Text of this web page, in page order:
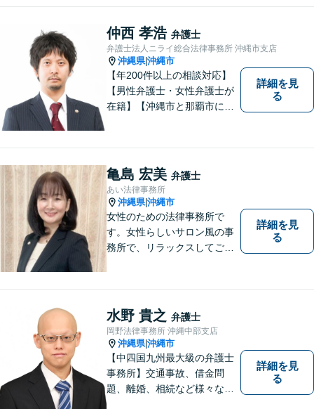
種多様なご相談に対応してお
ります。スピード感を持っ
て、かつ丁寧な対応を心がけ
ていますので、ぜひ気兼ねな
くご相談ください。
仲西 孝浩 弁護士
弁護士法人ニライ総合法律事務所 沖縄市支店
沖縄県|沖縄市
【年200件以上の相談対応】
【男性弁護士・女性弁護士が
在籍】【沖縄市と那覇市に事
業法務など幅広く対応しま
す。「沖縄ならではの習慣」
を熟知した弁護士が多数在
籍。
詳細を見
る
亀島 宏美 弁護士
あい法律事務所
沖縄県|沖縄市
女性のための法律事務所で
す。女性らしいサロン風の事
務所で、リラックスしてご相
詳細を見
る
水野 貴之 弁護士
岡野法律事務所 沖縄中部支店
沖縄県|沖縄市
【中四国九州最大級の弁護士
事務所】交通事故、借金問
題、離婚、相続など様々な問
詳細を見
る